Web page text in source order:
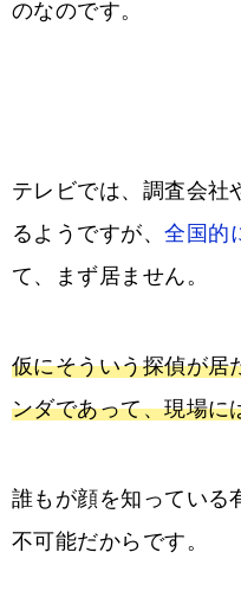
のなのです。
テレビでは、調査会社
るようですが、全国的
て、まず居ません。
仮にそういう探偵が居
ンダであって、現場に
誰もが顔を知っている
不可能だからです。